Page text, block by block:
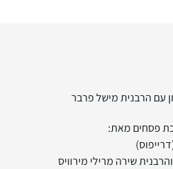
עם הרבנית מישל פרבר
פסחים מאת:
שירה מרילי מירוויס